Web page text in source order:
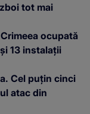
tot mai
ocupată
13 instalații
Cel puțin cinci
atac din